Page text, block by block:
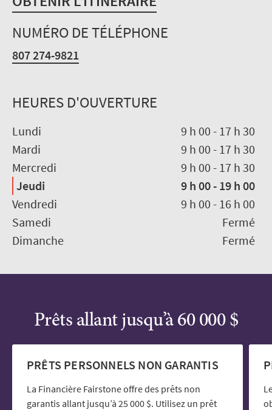
NUMÉRO DE TÉLÉPHONE
807 274-9821
HEURES D'OUVERTURE
Lundi 9 h 00 - 17 h 30
Mardi
9 h 00 - 17 h 30
Mercredi
9 h 00 - 17 h 30
Jeudi
9 h 00- 19 h 00
Vendredi
9 h 00 - 16 h 00
Samedi
Fermé
Dimanche
Fermé
Prêts allant jusqu’à 60 000 $
PRÊTS PERSONNELS NON GARANTIS
La Financière Fairstone offre des prêts non
garantis allant jusqu’à 25 000 $. Utilisez un prêt